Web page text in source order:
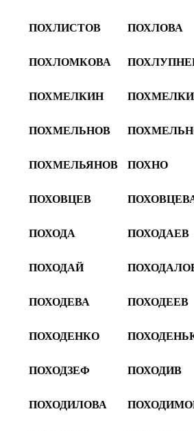
ПОХЛИСТОВ ПОХЛОВА
ПОХЛОМКОВА
ПОХМЕЛКИН
ПОХМЕЛЬНОВ
ПОХМЕЛЬЯНОВ ПОХНО
ПОХОВЦЕВ
ПОХОДА ПОХОДАЕВ
ПОХОДАЙ
ПОХОДЕВА ПОХОДЕЕВ
ПОХОДЕНКО
ПОХОДЗЕФ ПОХОДИВ
ПОХОДИЛОВА